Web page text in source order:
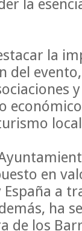
la
la
del
en
a
ha
de los